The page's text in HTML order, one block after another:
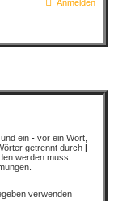
Anmelden
ein - vor ein Wort,
getrennt durch |
werden muss.
verwenden